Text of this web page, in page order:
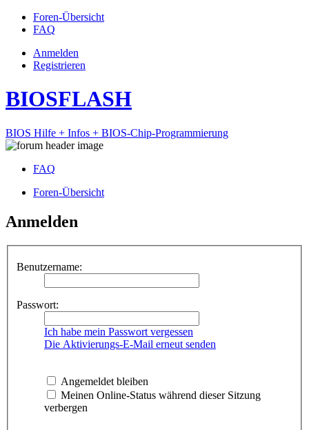
Foren-Übersicht
FAQ
Anmelden
Registrieren
BIOSFLASH
BIOS Hilfe + Infos + BIOS-Chip-Programmierung
FAQ
Foren-Übersicht
Anmelden
Benutzername:
Passwort:
Ich habe mein Passwort vergessen
Die Aktivierungs-E-Mail erneut senden
Angemeldet bleiben
Meinen Online-Status während dieser Sitzung
verbergen